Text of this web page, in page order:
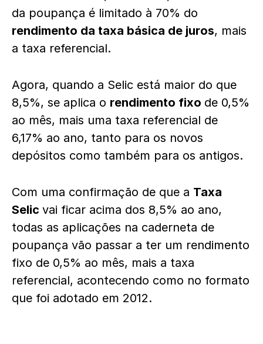
da poupança é limitado à 70% do
rendimento da taxa básica de juros, mais
a taxa referencial.
Agora, quando a Selic está maior do que
8,5%, se aplica o rendimento fixo de 0,5%
ao mês, mais uma taxa referencial de
6,17% ao ano, tanto para os novos
depósitos como também para os antigos.
Com uma confirmação de que a Taxa
Selic vai ficar acima dos 8,5% ao ano,
todas as aplicações na caderneta de
poupança vão passar a ter um rendimento
fixo de 0,5% ao mês, mais a taxa
referencial, acontecendo como no formato
que foi adotado em 2012.